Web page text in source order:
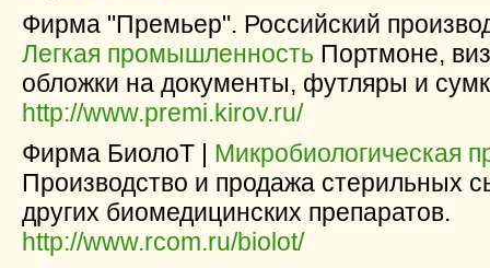
Фирма "Премьер". Российский
Легкая промышленность Портмоне,
обложки на документы, футляры и
http://www.premi.kirov.ru/
Фирма БиолоТ | Микробиологическая
Производство и продажа стерильных
других биомедицинских препаратов.
http://www.rcom.ru/biolot/